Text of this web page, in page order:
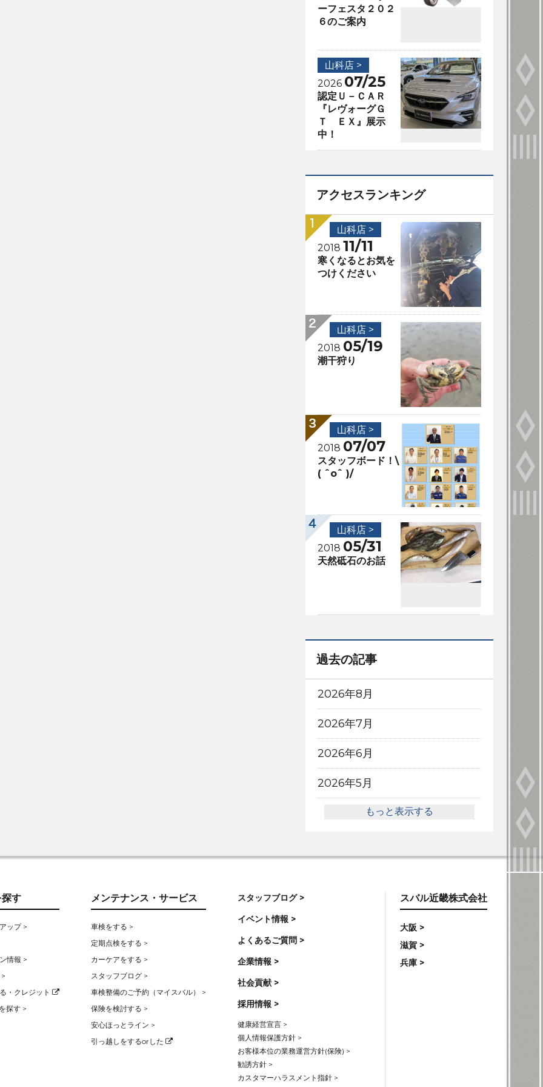
ーフェスタ２０２
６のご案内
山科店 >
2026 07/25
認定Ｕ－ＣＡＲ
『レヴォーグＧ
Ｔ ＥＸ』展示
中！
アクセスランキング
山科店 >
2018 11/11
寒くなるとお気を
つけください
山科店 >
2018 05/19
潮干狩り
山科店 >
2018 07/07
スタッフボード！\
( ˆoˆ )/
山科店 >
2018 05/31
天然砥石のお話
過去の記事
2026年8月
2026年7月
2026年6月
2026年5月
もっと表示する
す
ップ >
情報 >
・クレジット
探す >
メンテナンス・サービス
車検をする >
定期点検をする >
カーケアをする >
スタッフブログ >
車検整備のご予約（マイスバル） >
保険を検討する >
安心ほっとライン >
引っ越しをするorした
スタッフブログ >
イベント情報 >
よくあるご質問 >
企業情報 >
社会貢献 >
採用情報 >
健康経営宣言 >
個人情報保護方針 >
お客様本位の業務運営方針(保険) >
勧誘方針 >
カスタマーハラスメント指針 >
スバル近畿株式会社
大阪 >
滋賀 >
兵庫 >